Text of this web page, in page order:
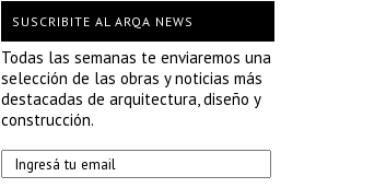
SUSCRIBITE AL ARQA NEWS
Todas las semanas te enviaremos una
selección de las obras y noticias más
destacadas de arquitectura, diseño y
construcción.